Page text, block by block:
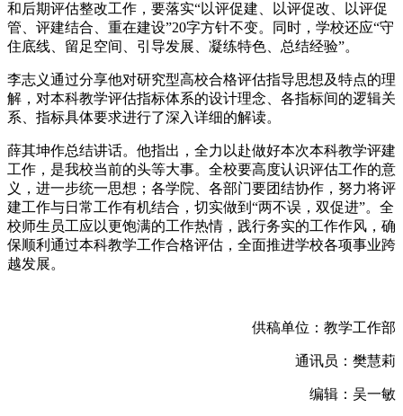
和后期评估整改工作，要落实“以评促建、以评促改、以评促
管、评建结合、重在建设”20字方针不变。同时，学校还应“守
住底线、留足空间、引导发展、凝练特色、总结经验”。
李志义通过分享他对研究型高校合格评估指导思想及特点的理
解，对本科教学评估指标体系的设计理念、各指标间的逻辑关
系、指标具体要求进行了深入详细的解读。
薛其坤作总结讲话。他指出，全力以赴做好本次本科教学评建
工作，是我校当前的头等大事。全校要高度认识评估工作的意
义，进一步统一思想；各学院、各部门要团结协作，努力将评
建工作与日常工作有机结合，切实做到“两不误，双促进”。全
校师生员工应以更饱满的工作热情，践行务实的工作作风，确
保顺利通过本科教学工作合格评估，全面推进学校各项事业跨
越发展。
供稿单位：教学工作部
通讯员：樊慧莉
编辑：吴一敏